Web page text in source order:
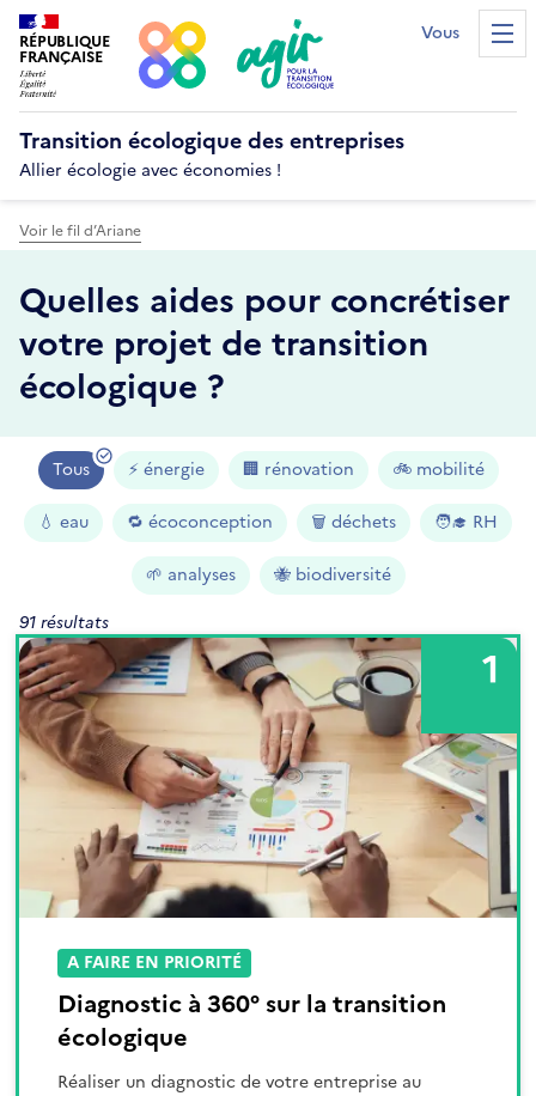
RÉPUBLIQUE
FRANÇAISE
Vous êtes...?
Transition écologiquedes entreprises
Allier écologie avec économies !
Voir le fil d’Ariane
Quelles aides pour concrétiser
votre projet de transition
écologique ?
Tous ⚡️ énergie 🏢 rénovation 🚲 mobilité
💧 eau 🔁 écoconception 🗑 déchets 🧑‍🎓 RH
🌱 analyses
🐝 biodiversité
91 résultats
Diagnostic à 360° sur la transition
écologique
Réaliser un diagnostic de votre entreprise au
1
A FAIRE EN PRIORITÉ